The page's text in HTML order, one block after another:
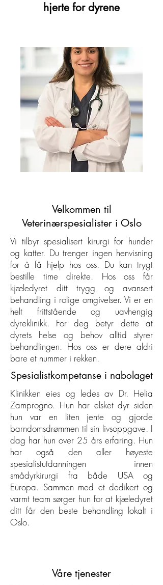
hjerte for dyrene
Velkommen til
Veterinærspesialister i Oslo
Vi tilbyr spesialisert kirurgi for hunder
og katter. Du trenger ingen henvisning
for å få hjelp hos oss. Du kan trygt
bestille time direkte. Hos oss får
kjæledyret ditt trygg og avansert
behandling i rolige omgivelser. Vi er en
helt frittstående og uavhengig
dyreklinikk. For deg betyr dette at
dyrets helse og behov alltid styrer
behandlingen. Hos oss er dere aldri
bare et nummer i rekken.
Spesialistkompetanse i nabolaget
Klinikken eies og ledes av Dr. Helia
Zamprogno. Hun har elsket dyr siden
hun var en liten jente og gjorde
barndomsdrømmen til sin livsoppgave. I
dag har hun over 25 års erfaring. Hun
har også den aller høyeste
spesialistutdanningen innen
smådyrkirurgi fra både USA og
Europa. Sammen med et dedikert og
varmt team sørger hun for at kjæledyret
ditt får den beste behandling lokalt i
Oslo.
Våre tjenester